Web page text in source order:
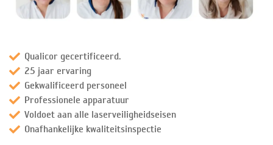
Qualicor gecertificeerd.
25 jaar ervaring
Gekwalificeerd personeel
Professionele apparatuur
Voldoet aan alle laserveiligheidseisen
Onafhankelijke kwaliteitsinspectie